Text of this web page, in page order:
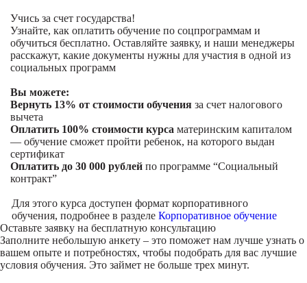
Учись за счет государства!
Узнайте, как оплатить обучение по соцпрограммам и
обучиться бесплатно. Оставляйте заявку, и наши менеджеры
расскажут, какие документы нужны для участия в одной из
социальных программ
Вы можете:
Вернуть 13% от стоимости обучения за счет налогового
вычета
Оплатить 100% стоимости курса материнским капиталом
— обучение сможет пройти ребенок, на которого выдан
сертификат
Оплатить до 30 000 рублей по программе “Социальный
контракт”
Для этого курса доступен формат корпоративного
обучения, подробнее в разделе Корпоративное обучение
Оставьте заявку на бесплатную консультацию
Заполните небольшую анкету – это поможет нам лучше узнать о
вашем опыте и потребностях, чтобы подобрать для вас лучшие
условия обучения. Это займет не больше трех минут.